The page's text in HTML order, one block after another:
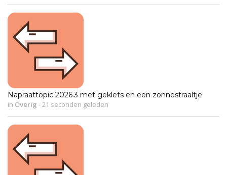
Napraattopic 2026.3 met geklets en een zonnestraaltje
in Overig - 21 seconden geleden